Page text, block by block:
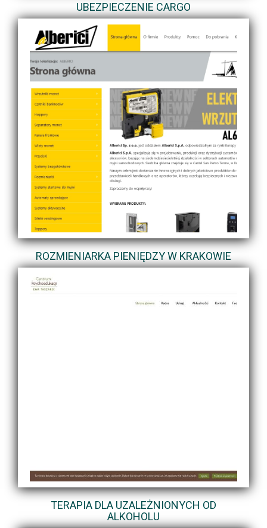
UBEZPIECZENIE CARGO
ROZMIENIARKA PIENIĘDZY W KRAKOWIE
TERAPIA DLA UZALEŻNIONYCH OD
ALKOHOLU